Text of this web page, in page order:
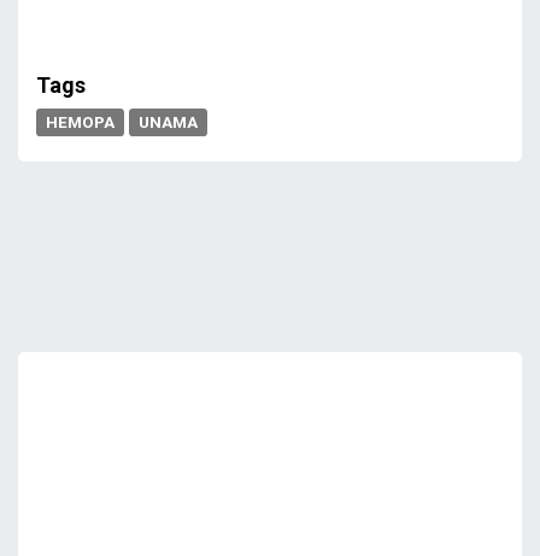
Tags
HEMOPA UNAMA